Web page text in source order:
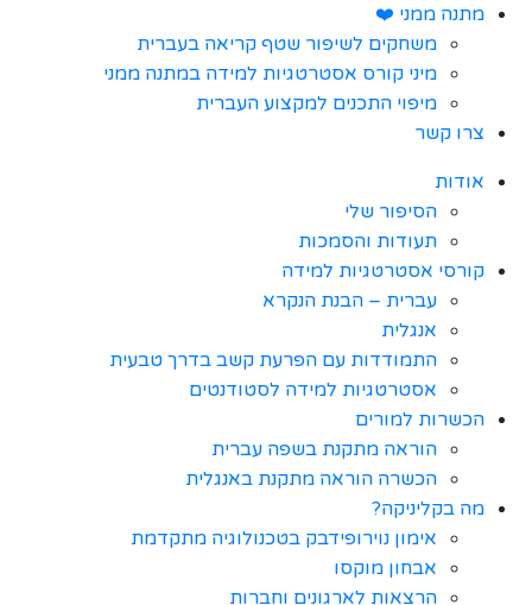
מתנה ממני ❤️
משחקים לשיפור שטף קריאה בעברית
מיני קורס אסטרטגיות למידה במתנה ממני
מיפוי התכנים למקצוע העברית
צרו קשר
אודות
הסיפור שלי
תעודות והסמכות
קורסי אסטרטגיות למידה
עברית – הבנת הנקרא
אנגלית
התמודדות עם הפרעת קשב בדרך טבעית
אסטרטגיות למידה לסטודנטים
הכשרות למורים
הוראה מתקנת בשפה עברית
הכשרה הוראה מתקנת באנגלית
מה בקליניקה?
אימון נוירופידבק בטכנולוגיה מתקדמת
אבחון מוקסו
הרצאות לארגונים וחברות